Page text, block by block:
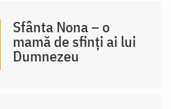
Sfânta Nona – o
mamă de sfinți ai lui
Dumnezeu